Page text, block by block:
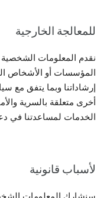
للمعالجة الخارجية
نقدم المعلومات الشخصية
المؤسسات أو الأشخاص
إرشاداتنا وبما يتفق مع
أخرى متعلقة بالسرية
الخدمات لمساعدتنا في
لأسباب قانونية